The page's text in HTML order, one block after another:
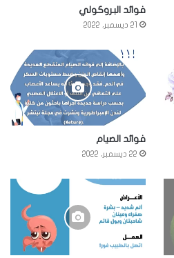
فوائد البروكولي
21 ديسمبر، 2022
فوائد الصيام
22 ديسمبر، 2022